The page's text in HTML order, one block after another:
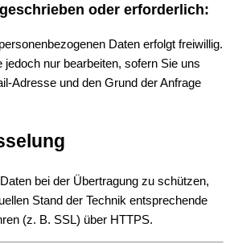
oder erforderlich:
Daten erfolgt freiwillig.
jedoch nur bearbeiten, sofern Sie uns
Adresse und den Grund der Anfrage
bei der Übertragung zu schützen,
Stand der Technik entsprechende
(z. B. SSL) über HTTPS.